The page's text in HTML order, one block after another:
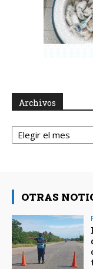
Archivos
Archivos
OTRAS